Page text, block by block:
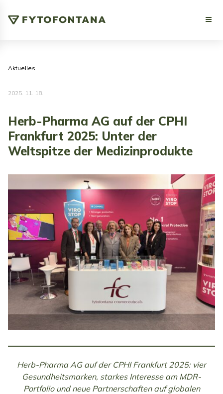
Aktuelles
2025. 11. 18.
Herb-Pharma AG auf der CPHI
Frankfurt 2025: Unter der
Weltspitze der Medizinprodukte
Herb-Pharma AG auf der CPHI Frankfurt 2025: vier
Gesundheitsmarken, starkes Interesse am MDR-
Portfolio und neue Partnerschaften auf globalen